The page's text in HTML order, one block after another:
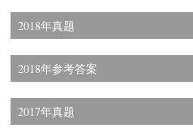
2018年真题
2018年参考答案
2017年真题